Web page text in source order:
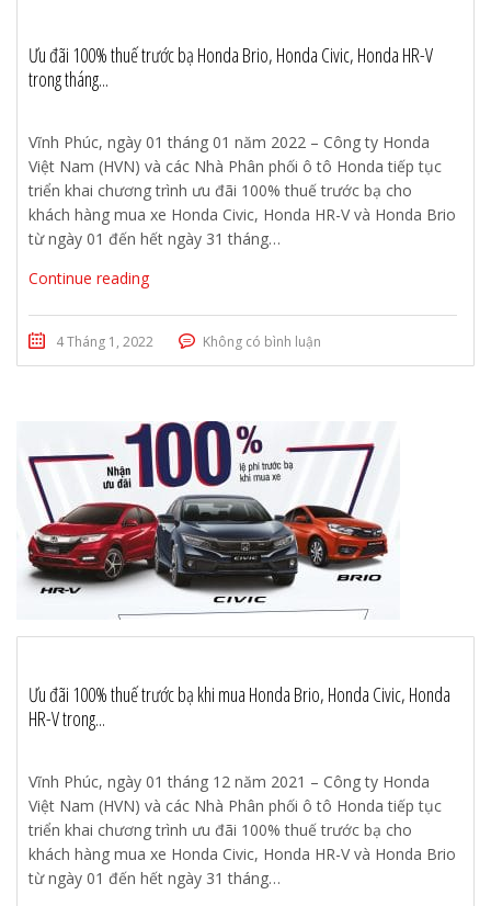
Ưu đãi 100% thuế trước bạ Honda Brio, Honda Civic, Honda HR-V
trong tháng...
Vĩnh Phúc, ngày 01 tháng 01 năm 2022 – Công ty Honda
Việt Nam (HVN) và các Nhà Phân phối ô tô Honda tiếp tục
triển khai chương trình ưu đãi 100% thuế trước bạ cho
khách hàng mua xe Honda Civic, Honda HR-V và Honda Brio
từ ngày 01 đến hết ngày 31 tháng…
Continue reading
4 Tháng 1, 2022 Không có bình luận
Ưu đãi 100% thuế trước bạ khi mua Honda Brio, Honda Civic, Honda
HR-V trong...
Vĩnh Phúc, ngày 01 tháng 12 năm 2021 – Công ty Honda
Việt Nam (HVN) và các Nhà Phân phối ô tô Honda tiếp tục
triển khai chương trình ưu đãi 100% thuế trước bạ cho
khách hàng mua xe Honda Civic, Honda HR-V và Honda Brio
từ ngày 01 đến hết ngày 31 tháng…